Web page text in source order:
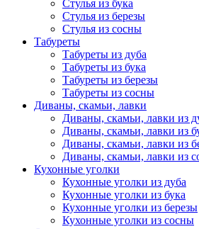
Стулья из бука
Стулья из березы
Стулья из сосны
Табуреты
Табуреты из дуба
Табуреты из бука
Табуреты из березы
Табуреты из сосны
Диваны, скамьи, лавки
Диваны, скамьи, лавки из
Диваны, скамьи, лавки из
Диваны, скамьи, лавки из
Диваны, скамьи, лавки из
Кухонные уголки
Кухонные уголки из дуба
Кухонные уголки из бука
Кухонные уголки из березы
Кухонные уголки из сосны